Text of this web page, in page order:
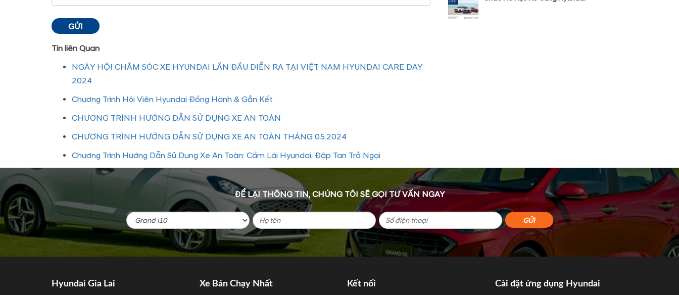
Tin liên Quan
NGÀY HỘI CHĂM SÓC XE HYUNDAI LẦN ĐẦU DIỄN RA TẠI VIỆT NAM HYUNDAI CARE DAY
2024
Chương Trình Hội Viên Hyundai Đồng Hành & Gắn Kết
CHƯƠNG TRÌNH HƯỚNG DẪN SỬ DỤNG XE AN TOÀN
CHƯƠNG TRÌNH HƯỚNG DẪN SỬ DỤNG XE AN TOÀN THÁNG 05.2024
Chương Trình Hướng Dẫn Sử Dụng Xe An Toàn: Cầm Lái Hyundai, Đập Tan Trở Ngại
ĐỂ LẠI THÔNG TIN, CHÚNG TÔI SẼ GỌI TƯ VẤN NGAY
Hyundai Gia Lai Xe Bán Chạy Nhất Kết nối Cài đặt ứng dụng Hyundai